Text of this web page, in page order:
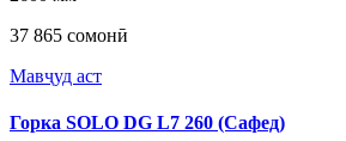
37 865 сомонӣ
Мавҷуд аст
Горка SOLO DG L7 260 (Сафед)